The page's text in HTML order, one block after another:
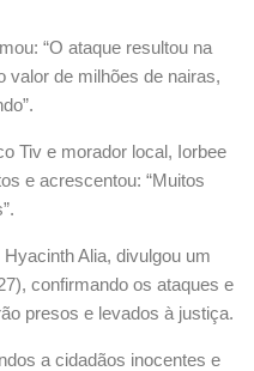
“O ataque resultou na
valor de milhões de nairas,
Tiv e morador local, Iorbee
e acrescentou: “Muitos
Alia, divulgou um
confirmando os ataques e
presos e levados à justiça.
a cidadãos inocentes e